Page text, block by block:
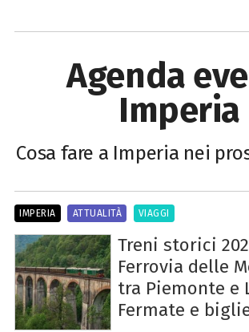
Agenda
Imperia
Cosa fare a Imperia nei
Treni storici
Ferrovia delle
tra Piemonte e
Fermate e
IMPERIA ATTUALITÀ VIAGGI